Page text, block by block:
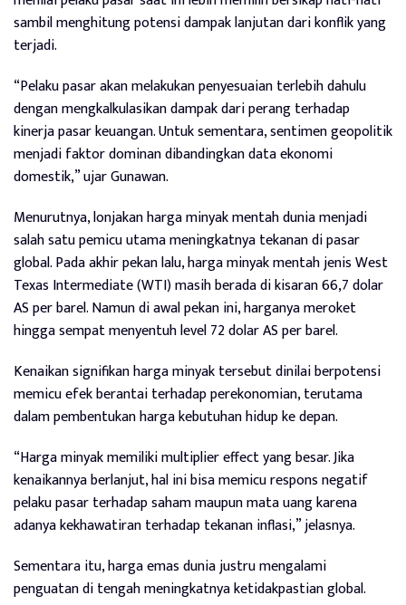
sambil menghitung potensi dampak lanjutan dari konflik yang
terjadi.
“Pelaku pasar akan melakukan penyesuaian terlebih dahulu
dengan mengkalkulasikan dampak dari perang terhadap
kinerja pasar keuangan. Untuk sementara, sentimen geopolitik
menjadi faktor dominan dibandingkan data ekonomi
domestik,” ujar Gunawan.
Menurutnya, lonjakan harga minyak mentah dunia menjadi
salah satu pemicu utama meningkatnya tekanan di pasar
global. Pada akhir pekan lalu, harga minyak mentah jenis West
Texas Intermediate (WTI) masih berada di kisaran 66,7 dolar
AS per barel. Namun di awal pekan ini, harganya meroket
hingga sempat menyentuh level 72 dolar AS per barel.
Kenaikan signifikan harga minyak tersebut dinilai berpotensi
memicu efek berantai terhadap perekonomian, terutama
dalam pembentukan harga kebutuhan hidup ke depan.
“Harga minyak memiliki multiplier effect yang besar. Jika
kenaikannya berlanjut, hal ini bisa memicu respons negatif
pelaku pasar terhadap saham maupun mata uang karena
adanya kekhawatiran terhadap tekanan inflasi,” jelasnya.
Sementara itu, harga emas dunia justru mengalami
penguatan di tengah meningkatnya ketidakpastian global.